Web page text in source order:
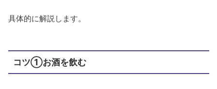
具体的に解説します。
コツ①お酒を飲む